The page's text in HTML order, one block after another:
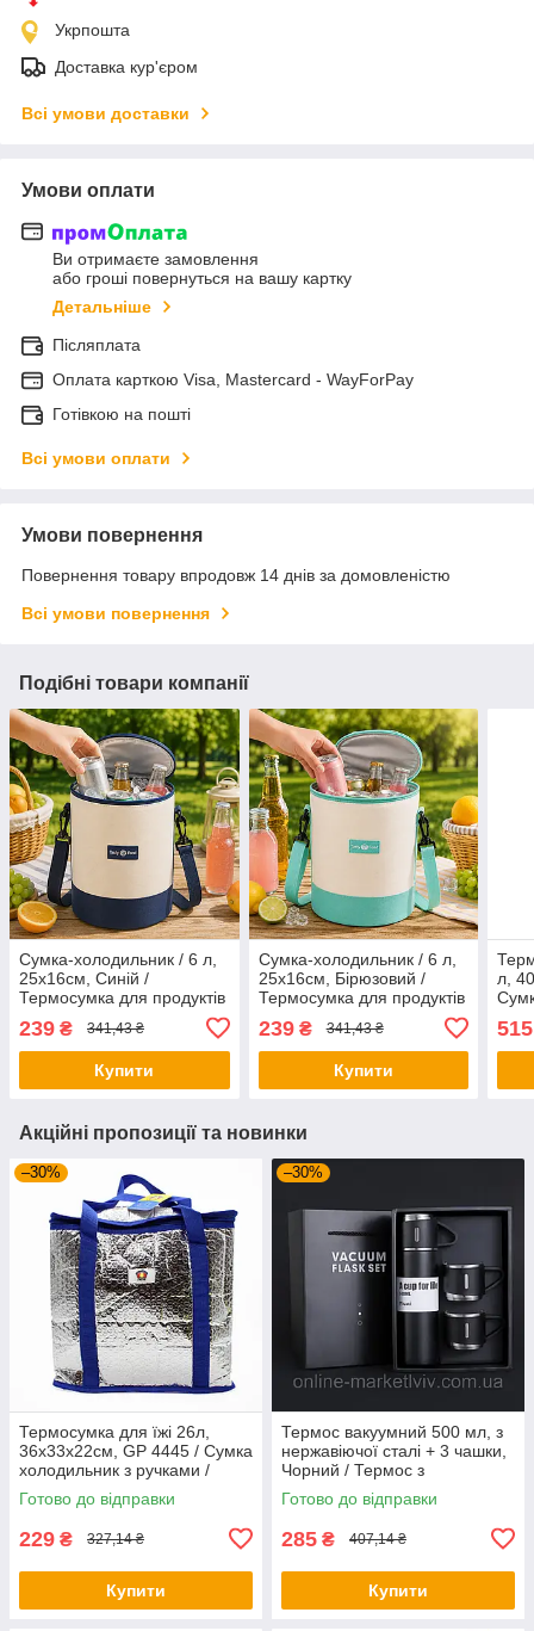
Укрпошта
Доставка кур'єром
Всі умови доставки
Умови оплати
Ви отримаєте замовлення
або гроші повернуться на вашу картку
Детальніше
Післяплата
Оплата карткою Visa, Mastercard - WayForPay
Готівкою на пошті
Всі умови оплати
Умови повернення
Повернення товару впродовж 14 днів за домовленістю
Всі умови повернення
Подібні товари компанії
Сумка-холодильник / 6 л,
25х16см, Синій /
Термосумка для продуктів
/ Кругла термосумка для
пікніка / Термосумка з
ручками
239 ₴ 341,43 ₴
Купити
Сумка-холодильник / 6 л,
25х16см, Бірюзовий /
Термосумка для продуктів
/ Кругла термосумка для
пікніка / Термосумка з
ручками
239₴ 341,43 ₴
Купити
л,
515
Акційні пропозиції та новинки
–30%
Термосумка для їжі 26л,
36x33x22см, GP 4445 / Сумка
холодильник з ручками /
Пікнікова термосумка
Готово до відправки
229 ₴ 327,14 ₴
Купити
–30%
Термос вакуумний 500 мл, з
нержавіючої сталі + 3 чашки,
Чорний / Термос з
ізоляційним кухлем
Готово до відправки
285 ₴ 407,14 ₴
Купити